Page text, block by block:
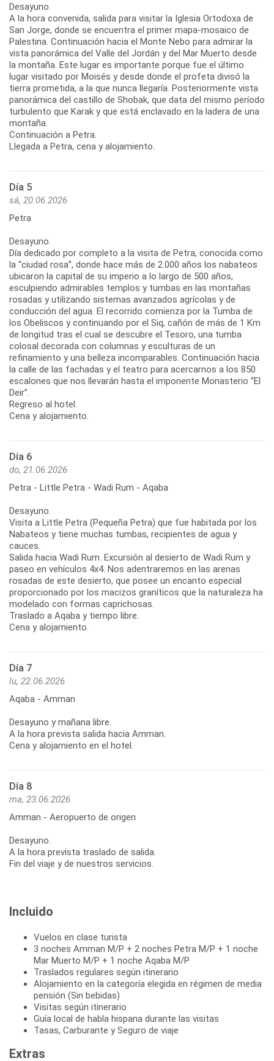
Desayuno.
A la hora convenida, salida para visitar la Iglesia Ortodoxa de
San Jorge, donde se encuentra el primer mapa-mosaico de
Palestina. Continuación hacia el Monte Nebo para admirar la
vista panorámica del Valle del Jordán y del Mar Muerto desde
la montaña. Este lugar es importante porque fue el último
lugar visitado por Moisés y desde donde el profeta divisó la
tierra prometida, a la que nunca llegaría. Posteriormente vista
panorámica del castillo de Shobak, que data del mismo período
turbulento que Karak y que está enclavado en la ladera de una
montaña.
Continuación a Petra.
Llegada a Petra, cena y alojamiento.
Día 5
sá, 20.06.2026
Petra
Desayuno.
Día dedicado por completo a la visita de Petra, conocida como
la “ciudad rosa”, donde hace más de 2.000 años los nabateos
ubicaron la capital de su imperio a lo largo de 500 años,
esculpiendo admirables templos y tumbas en las montañas
rosadas y utilizando sistemas avanzados agrícolas y de
conducción del agua. El recorrido comienza por la Tumba de
los Obeliscos y continuando por el Siq, cañón de más de 1 Km
de longitud tras el cual se descubre el Tesoro, una tumba
colosal decorada con columnas y esculturas de un
refinamiento y una belleza incomparables. Continuación hacia
la calle de las fachadas y el teatro para acercarnos a los 850
escalones que nos llevarán hasta el imponente Monasterio “El
Deir”.
Regreso al hotel.
Cena y alojamiento.
Día 6
do, 21.06.2026
Petra - Little Petra - Wadi Rum - Aqaba
Desayuno.
Visita a Little Petra (Pequeña Petra) que fue habitada por los
Nabateos y tiene muchas tumbas, recipientes de agua y
cauces.
Salida hacia Wadi Rum. Excursión al desierto de Wadi Rum y
paseo en vehículos 4x4. Nos adentraremos en las arenas
rosadas de este desierto, que posee un encanto especial
proporcionado por los macizos graníticos que la naturaleza ha
modelado con formas caprichosas.
Traslado a Aqaba y tiempo libre.
Cena y alojamiento.
Día 7
lu, 22.06.2026
Aqaba - Amman
Desayuno y mañana libre.
A la hora prevista salida hacia Amman.
Cena y alojamiento en el hotel.
Día 8
ma, 23.06.2026
Amman - Aeropuerto de origen
Desayuno.
A la hora prevista traslado de salida.
Fin del viaje y de nuestros servicios.
Incluido
Vuelos en clase turista
3 noches Amman M/P + 2 noches Petra M/P + 1 noche
Mar Muerto M/P + 1 noche Aqaba M/P
Traslados regulares según itinerario
Alojamiento en la categoría elegida en régimen de media
pensión (Sin bebidas)
Visitas según itinerario
Guía local de habla hispana durante las visitas
Tasas, Carburante y Seguro de viaje
Extras